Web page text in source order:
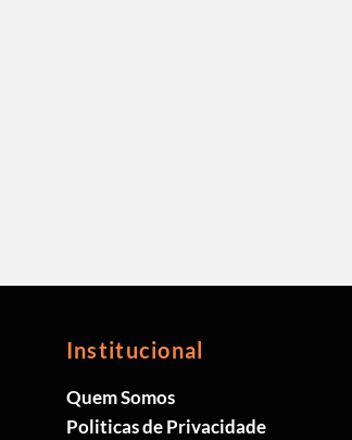
Institucional
Quem Somos
Politicas de Privacidade